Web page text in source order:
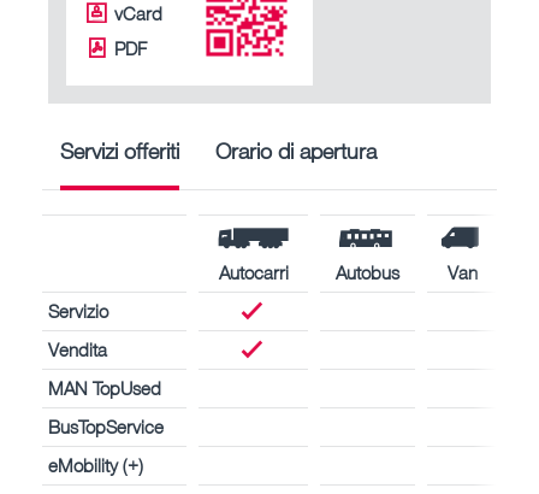
vCard
PDF
Servizi offeriti Orario di apertura
Autocarri Autobus
Van
Servizio
Vendita
MAN TopUsed
BusTopService
eMobility (+)